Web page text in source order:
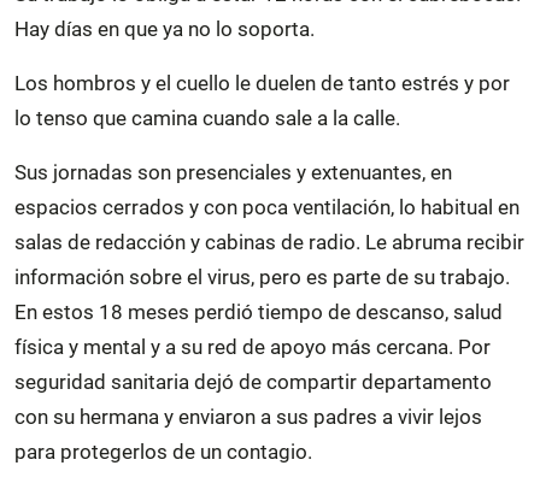
Hay días en que ya no lo soporta.
Los hombros y el cuello le duelen de tanto estrés y por
lo tenso que camina cuando sale a la calle.
Sus jornadas son presenciales y extenuantes, en
espacios cerrados y con poca ventilación, lo habitual en
salas de redacción y cabinas de radio. Le abruma recibir
información sobre el virus, pero es parte de su trabajo.
En estos 18 meses perdió tiempo de descanso, salud
física y mental y a su red de apoyo más cercana. Por
seguridad sanitaria dejó de compartir departamento
con su hermana y enviaron a sus padres a vivir lejos
para protegerlos de un contagio.